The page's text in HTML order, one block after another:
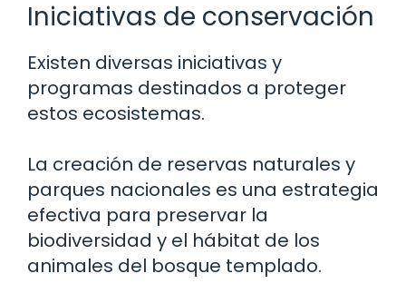
Iniciativas de conservación
Existen diversas iniciativas y
programas destinados a proteger
estos ecosistemas.
La creación de reservas naturales y
parques nacionales es una estrategia
efectiva para preservar la
biodiversidad y el hábitat de los
animales del bosque templado.